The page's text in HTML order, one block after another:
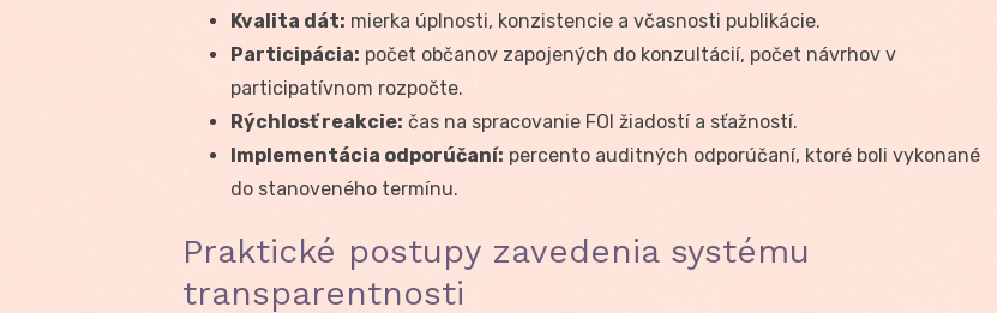
Kvalita dát: mierka úplnosti, konzistencie a včasnosti publikácie.
Participácia: počet občanov zapojených do konzultácií, počet návrhov v
participatívnom rozpočte.
Rýchlosť reakcie: čas na spracovanie FOI žiadostí a sťažností.
Implementácia odporúčaní: percento auditných odporúčaní, ktoré boli vykonané
do stanoveného termínu.
Praktické postupy zavedenia systému
transparentnosti